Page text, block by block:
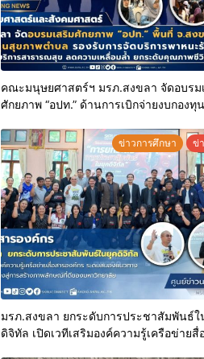
คณะมนุษยศาสตร์ฯ มรภ.สงขลา จัดอบรม
ศักยภาพ “อปท.” ด้านการเบิกจ่ายงบกองทุ
ทุพพลภาพเพื่อเข้ารับบริการสาธารณสุข
เหลื่อมล้ำ ยกระดับคุณภาพชีวิตประชาชน
ยั่งยืน
ข่าวการศึกษา ข่
มรภ.สงขลา ยกระดับการประชาสัมพันธ์ใ
ดิจิทัล เปิดเวทีเสริมองค์ความรู้เครือข่ายสื่